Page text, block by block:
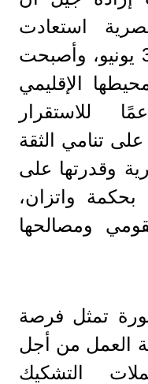
استعادت
مكانتها بقوة بعد ثورة 30 يونيو، وأصبحت
الإقليمي
للاستقرار
تنامي الثقة
وقدرتها على
بحكمة واتزان،
ومصالحها
تمثل فرصة
العمل من أجل
التشكيك